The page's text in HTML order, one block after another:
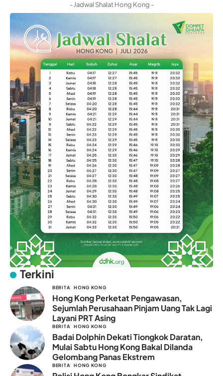
- Jadwal Shalat Hong Kong -
Terkini
BERITA HONG KONG
Hong Kong Perketat Pengawasan,
Sejumlah Perusahaan Pinjam Uang Tak Lagi
Layani PRT Asing
BERITA HONG KONG
Badai Dolphin Dekati Tiongkok Daratan,
Mulai Sabtu Hong Kong Bakal Dilanda
Gelombang Panas Ekstrem
BERITA HONG KONG